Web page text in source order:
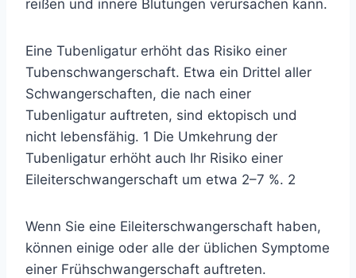
reißen und innere Blutungen verursachen kann.
Eine Tubenligatur erhöht das Risiko einer
Tubenschwangerschaft. Etwa ein Drittel aller
Schwangerschaften, die nach einer
Tubenligatur auftreten, sind ektopisch und
nicht lebensfähig. 1 Die Umkehrung der
Tubenligatur erhöht auch Ihr Risiko einer
Eileiterschwangerschaft um etwa 2–7 %. 2
Wenn Sie eine Eileiterschwangerschaft haben,
können einige oder alle der üblichen Symptome
einer Frühschwangerschaft auftreten.